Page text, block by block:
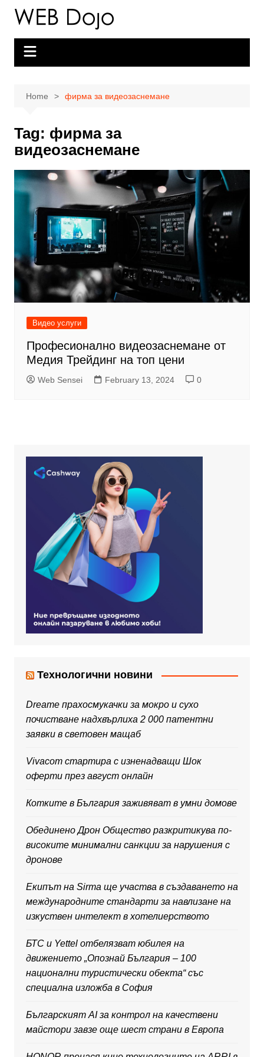
Skip
content
Home фирма за видеозаснемане
Tag: фирма за
видеозаснемане
Видео услуги
Професионално видеозаснемане от
Медия Трейдинг на топ цени
Web Sensei February 13, 2024 0
Технологични новини
Dreame прахосмукачки за мокро и сухо
почистване надхвърлиха 2 000 патентни
заявки в световен мащаб
Vivacom стартира с изненадващи Шок
оферти през август онлайн
Котките в България заживяват в умни домове
Обединено Дрон Общество разкритикува по-
високите минимални санкции за нарушения с
дронове
Екипът на Sirma ще участва в създаването на
международните стандарти за навлизане на
изкуствен интелект в хотелиерството
БТС и Yettel отбелязват юбилея на
движението „Опознай България – 100
национални туристически обекта“ със
специална изложба в София
Българският AI за контрол на качествени
майстори завзе още шест страни в Европа